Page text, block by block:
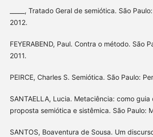
_____, Tratado Geral de semiótica. São
2012.
FEYERABEND, Paul. Contra o método. São
2011.
PEIRCE, Charles S. Semiótica. São Paulo:
SANTAELLA, Lucia. Metaciência: como
proposta semiótica e sistêmica. São Paulo:
SANTOS, Boaventura de Sousa. Um